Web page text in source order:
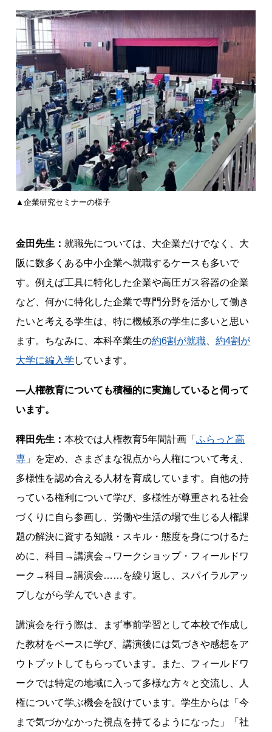
▲企業研究セミナーの様子
金田先生： 就職先については、大企業だけでなく、大
阪に数多くある中小企業へ就職するケースも多いで
す。例えば工具に特化した企業や高圧ガス容器の企業
など、何かに特化した企業で専門分野を活かして働き
たいと考える学生は、特に機械系の学生に多いと思い
ます。ちなみに、本科卒業生の約6割が就職 、約4割が
大学に編入学 しています。
―人権教育についても積極的に実施していると伺って
います。
稗田先生：本校では人権教育5年間計画「ふらっと高
専 」を定め、さまざまな視点から人権について考え、
多様性を認め合える人材を育成しています。自他の持
っている権利について学び、多様性が尊重される社会
づくりに自ら参画し、労働や生活の場で生じる人権課
題の解決に資する知識・スキル・態度を身につけるた
めに、科目→講演会→ワークショップ・フィールドワ
ーク→科目→講演会……を繰り返し、スパイラルアッ
プしながら学んでいきます。
講演会を行う際は、まず事前学習として本校で作成し
た教材をベースに学び、講演後には気づきや感想をア
ウトプットしてもらっています。また、フィールドワ
ークでは特定の地域に入って多様な方々と交流し、人
権について学ぶ機会を設けています。学生からは「今
まで気づかなかった視点を持てるようになった」「社